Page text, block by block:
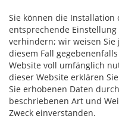
Sie können die Installation
entsprechende
verhindern; wir weisen Sie
diesem Fall
Website voll umfänglich
dieser Website erklären
Sie erhobenen Daten
beschriebenen Art und
Zweck einverstanden.